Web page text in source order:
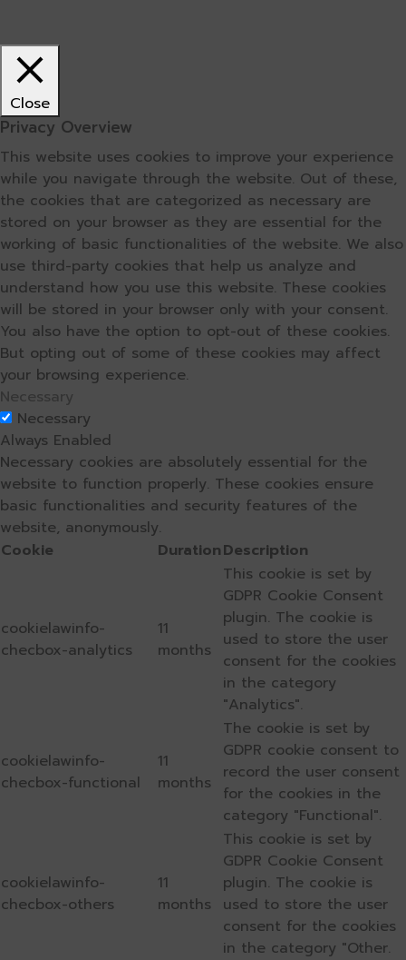
Close
Privacy Overview
This website uses cookies to improve your experience
while you navigate through the website. Out of these,
the cookies that are categorized as necessary are
stored on your browser as they are essential for the
working of basic functionalities of the website. We also
use third-party cookies that help us analyze and
understand how you use this website. These cookies
will be stored in your browser only with your consent.
You also have the option to opt-out of these cookies.
But opting out of some of these cookies may affect
your browsing experience.
Necessary
Necessary
Always Enabled
Necessary cookies are absolutely essential for the
website to function properly. These cookies ensure
basic functionalities and security features of the
website, anonymously.
Cookie
DurationDescription
cookielawinfo-
checbox-analytics
11
months
This cookie is set by
GDPR Cookie Consent
plugin. The cookie is
used to store the user
consent for the cookies
in the category
"Analytics".
cookielawinfo-
checbox-functional
11
months
The cookie is set by
GDPR cookie consent to
record the user consent
for the cookies in the
category "Functional".
cookielawinfo-
checbox-others
11
months
This cookie is set by
GDPR Cookie Consent
plugin. The cookie is
used to store the user
consent for the cookies
in the category "Other.